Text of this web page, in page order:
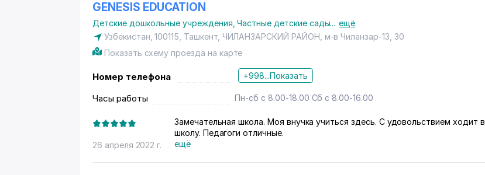
GENESIS EDUCATION
Детские дошкольные учреждения ,Частные детские сады... ещё
Узбекистан, 100115, Ташкент, ЧИЛАНЗАРСКИЙ РАЙОН м-в Чиланзар-13 , 30
Показать схему проезда на карте
Номер телефона +998...Показать
Часы работы Пн-сб с 8.00-18.00 Сб с 8.00-16.00
26 апреля 2022 г.
Замечательная школа. Моя внучка учиться здесь. С удовольствием ходит в
школу. Педагоги отличные.
ещё